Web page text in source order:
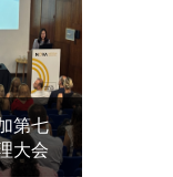
第七
大会